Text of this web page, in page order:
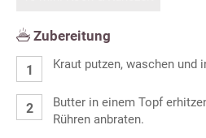
Zubereitung
Kraut putzen, waschen und
Butter in einem Topf
Rühren anbraten.